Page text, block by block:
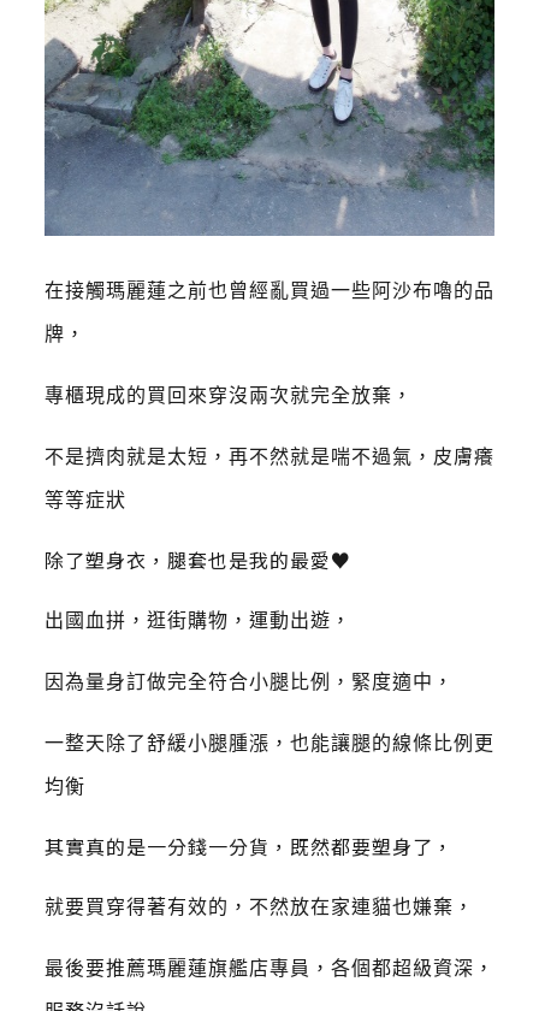
在接觸瑪麗蓮之前也曾經亂買過一些阿沙布嚕的品
牌，
專櫃現成的買回來穿沒兩次就完全放棄，
不是擠肉就是太短，再不然就是喘不過氣，皮膚癢
等等症狀
除了塑身衣，腿套也是我的最愛♥
出國血拼，逛街購物，運動出遊，
因為量身訂做完全符合小腿比例，緊度適中，
一整天除了舒緩小腿腫漲，也能讓腿的線條比例更
均衡
其實真的是一分錢一分貨，既然都要塑身了，
就要買穿得著有效的，不然放在家連貓也嫌棄，
最後要推薦瑪麗蓮旗艦店專員，各個都超級資深，